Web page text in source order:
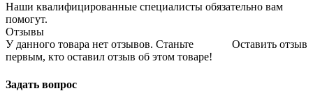
Наши квалифицированные специалисты обязательно вам
помогут.
Отзывы
Оставить отзыв
У данного товара нет отзывов. Станьте
первым, кто оставил отзыв об этом товаре!
Задать вопрос